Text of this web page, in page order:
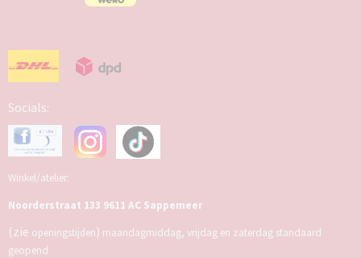
Socials:
Winkel/atelier:
Noorderstraat 133 9611 AC Sappemeer
(zie openingstijden) maandagmiddag, vrijdag en zaterdag standaard
geopend